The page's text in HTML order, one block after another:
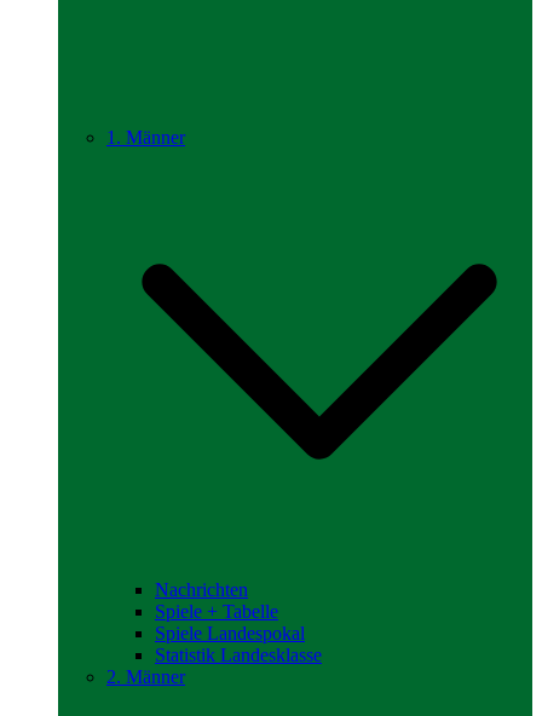
1. Männer
Nachrichten
Spiele + Tabelle
Spiele Landespokal
Statistik Landesklasse
2. Männer